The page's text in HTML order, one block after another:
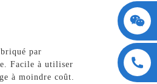
par
Facile à utiliser
à moindre coût.